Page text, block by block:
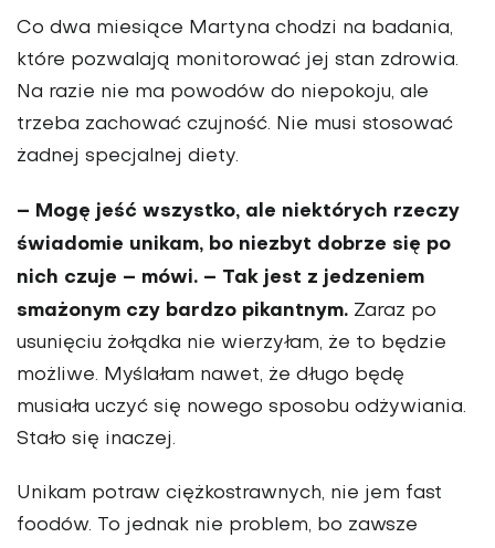
Co dwa miesiące Martyna chodzi na badania,
które pozwa­lają monitorować jej stan zdrowia.
Na razie nie ma powo­dów do niepokoju, ale
trzeba zachować czujność. Nie musi stosować
żadnej specjalnej diety.
– Mogę jeść wszystko, ale niektórych rzeczy
świadomie unikam, bo niezbyt dobrze się po
nich czuje – mówi. – Tak jest z jedzeniem
smażonym czy bardzo pikantnym. Zaraz po
usunięciu żołądka nie wierzyłam, że to będzie
możliwe. Myślałam nawet, że długo będę
musiała uczyć się nowego sposobu odżywiania.
Stało się inaczej.
Unikam potraw cięż­kostrawnych, nie jem fast
foodów. To jednak nie problem, bo zawsze